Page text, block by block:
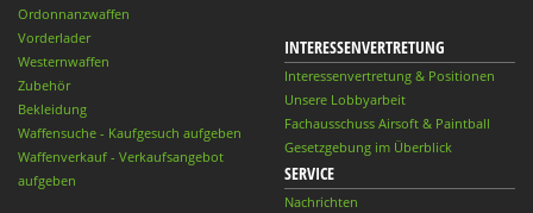
Ordonnanzwaffen
Vorderlader
Westernwaffen
Zubehör
Bekleidung
Waffensuche - Kaufgesuch aufgeben
Waffenverkauf - Verkaufsangebot
aufgeben
INTERESSENVERTRETUNG
Interessenvertretung & Positionen
Unsere Lobbyarbeit
Fachausschuss Airsoft & Paintball
Gesetzgebung im Überblick
SERVICE
Nachrichten